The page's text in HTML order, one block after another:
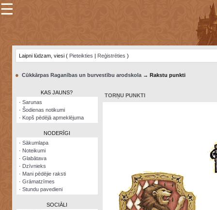
×
Šodienas
notikumi
Visatcera
almanahs
Arhīvs
☰
Laipni lūdzam, viesi ( Pieteikties | Reģistrēties )
● Cūkkārpas Raganības un burvestību arodskola → Rakstu punkti
KAS JAUNS?
·Sarunas
·Šodienas notikumi
· Kopš pēdējā apmeklējuma
NODERĪGI
·Sākumlapa
· Noteikumi
·Glabātava
· Dzīvnieks
· Mani pēdējie raksti
·Grāmatzīmes
·Stundu pavedieni
SOCIĀLI
TORŅU PUNKTI